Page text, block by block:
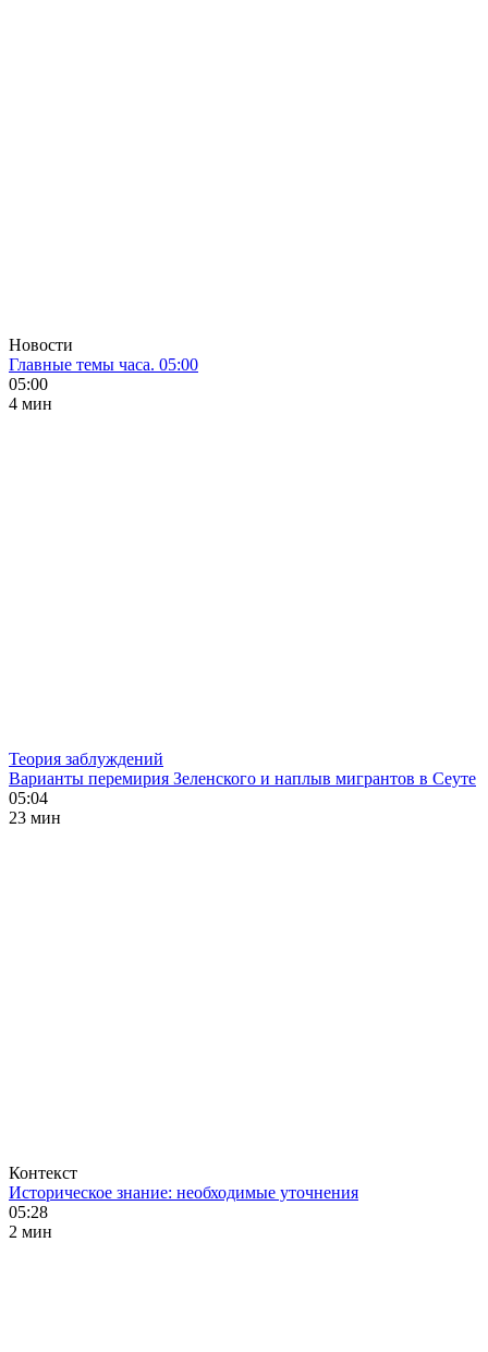
Новости
Главные темы часа. 05:00
05:00
4 мин
Теория заблуждений
Варианты перемирия Зеленского и наплыв мигрантов в Сеуте
05:04
23 мин
Контекст
Историческое знание: необходимые уточнения
05:28
2 мин